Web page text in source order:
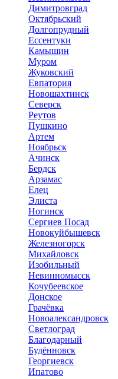
Димитровград
Октябрьский
Долгопрудный
Ессентуки
Камышин
Муром
Жуковский
Евпатория
Новошахтинск
Северск
Реутов
Пушкино
Артем
Ноябрьск
Ачинск
Бердск
Арзамас
Елец
Элиста
Ногинск
Сергиев Посад
Новокуйбышевск
Железногорск
Михайловск
Изобильный
Невинномысск
Кочубеевское
Донское
Грачёвка
Новоалександровск
Светлоград
Благодарный
Будённовск
Георгиевск
Ипатово